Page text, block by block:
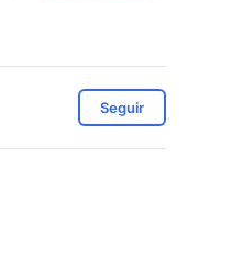
Seguir